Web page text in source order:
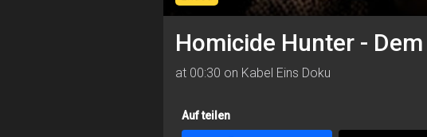
Homicide Hunter -
at 00:30 on Kabel Eins Doku
Auf teilen